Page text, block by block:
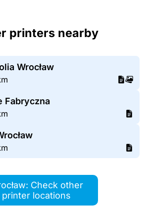
printers nearby
Wrocław
Fabryczna
Check other
printer locations